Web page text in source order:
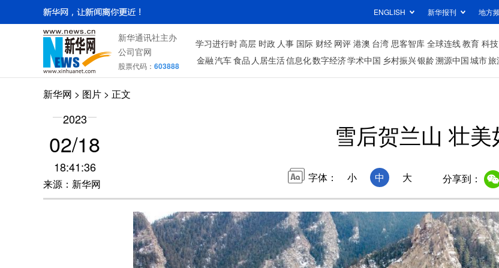
ENGLISH 新华报刊 地方
新华通讯社主办
公司官网
股票代码： 603888
学习进行时高层 时政 人事 国际 财经 网评 港澳 台湾 思客智库 全球连线教育 科技
金融汽车食品 人居生活信息化数字经济学术中国 乡村振兴银龄溯源中国城市旅
新华网 > 图片 > 正文
2023
02/18
18:41:36
来源：新华网
雪后贺兰山 壮美
字体： 小 中 大 分享到：